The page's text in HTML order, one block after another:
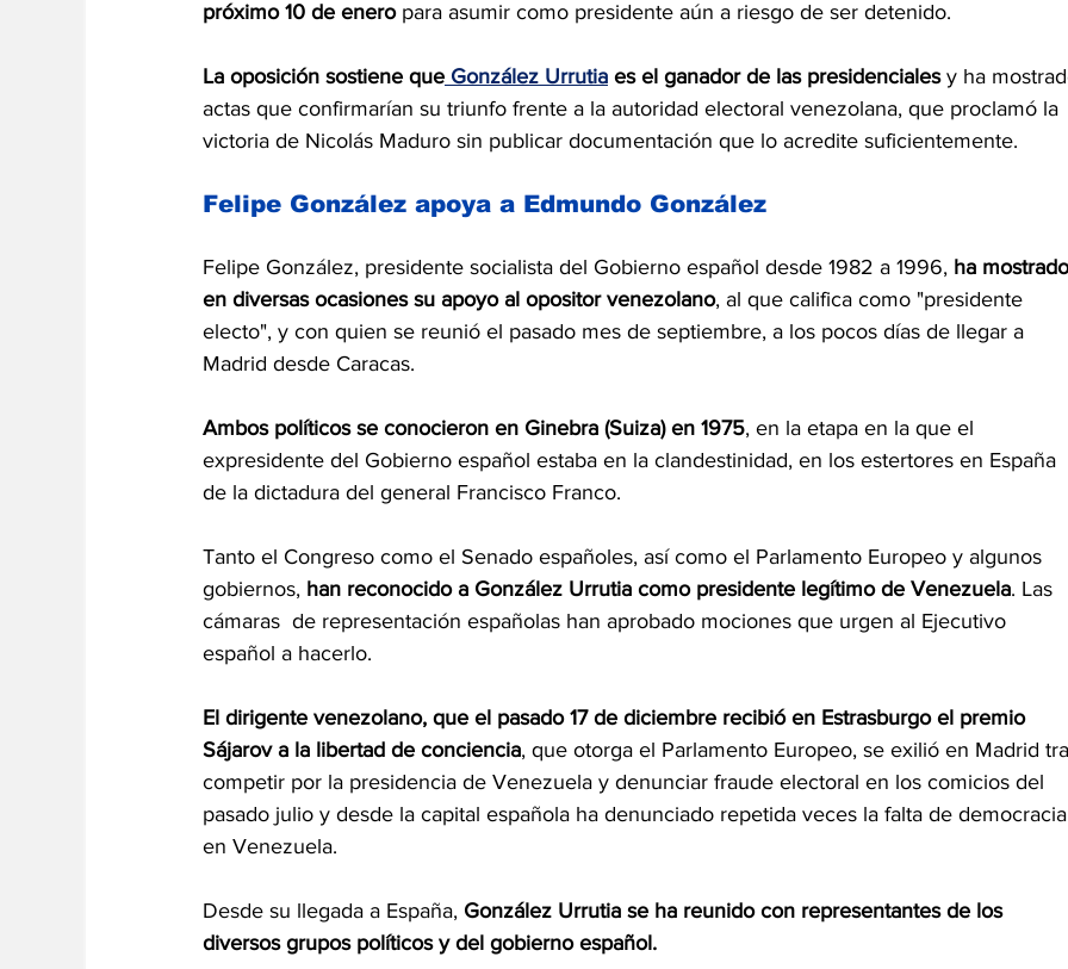
próximo 10 de enero para asumir como presidente aún a riesgo de ser detenido.
La oposición sostiene que González Urrutia es el ganador de las presidenciales y ha
actas que confirmarían su triunfo frente a la autoridad electoral venezolana, que proclamó la
victoria de Nicolás Maduro sin publicar documentación que lo acredite suficientemente.
Felipe González apoya a Edmundo González
Felipe González, presidente socialista del Gobierno español desde 1982 a 1996, ha
en diversas ocasiones su apoyo al opositor venezolano, al que califica como "presidente
electo", y con quien se reunió el pasado mes de septiembre, a los pocos días de llegar a
Madrid desde Caracas.
Ambos políticos se conocieron en Ginebra (Suiza) en 1975, en la etapa en la que el
expresidente del Gobierno español estaba en la clandestinidad, en los estertores en España
de la dictadura del general Francisco Franco.
Tanto el Congreso como el Senado españoles, así como el Parlamento Europeo y algunos
gobiernos, han reconocido a González Urrutia como presidente legítimo de Venezuela. Las
cámaras  de representación españolas han aprobado mociones que urgen al Ejecutivo
español a hacerlo.
El dirigente venezolano, que el pasado 17 de diciembre recibió en Estrasburgo el premio
Sájarov a la libertad de conciencia, que otorga el Parlamento Europeo, se exilió en Madrid
competir por la presidencia de Venezuela y denunciar fraude electoral en los comicios del
pasado julio y desde la capital española ha denunciado repetida veces la falta de
en Venezuela.
Desde su llegada a España, González Urrutia se ha reunido con representantes de los
diversos grupos políticos y del gobierno español.